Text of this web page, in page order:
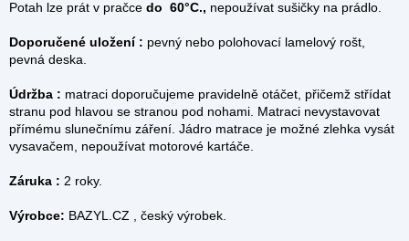
Potah lze prát v pračce do 60°C., nepoužívat sušičky na prádlo.
Doporučené uložení : pevný nebo polohovací lamelový rošt,
pevná deska.
Údržba : matraci doporučujeme pravidelně otáčet, přičemž střídat
stranu pod hlavou se stranou pod nohami. Matraci nevystavovat
přímému slunečnímu záření. Jádro matrace je možné zlehka vysát
vysavačem, nepoužívat motorové kartáče.
Záruka : 2 roky.
Výrobce: BAZYL.CZ , český výrobek.